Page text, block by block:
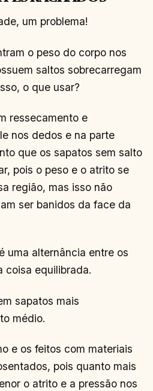
um problema!
o peso do corpo nos
saltos sobrecarregam
o que usar?
ressecamento e
nos dedos e na parte
que os sapatos sem salto
pois o peso e o atrito se
região, mas isso não
ser banidos da face da
uma alternância entre os
coisa equilibrada.
sapatos mais
médio.
e os feitos com materiais
pois quanto mais
o atrito e a pressão nos